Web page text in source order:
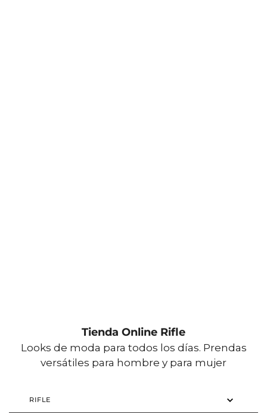
Tienda Online Rifle
Looks de moda para todos los días. Prendas
versátiles para hombre y para mujer
RIFLE